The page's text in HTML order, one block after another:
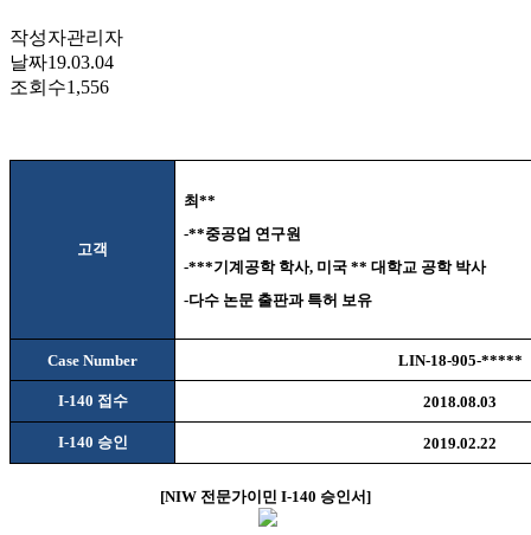
작성자관리자
날짜19.03.04
조회수1,556
고객
최**
-**중공업 연구원
-***기계공학 학사, 미국 **대학교 공학 박사
-다수 논문 출판과 특허 보유
Case Number LIN-18-905-*****
I-140 접수 2018.08.03
I-140 승인 2019.02.22
[NIW 전문가이민 I-140 승인서]